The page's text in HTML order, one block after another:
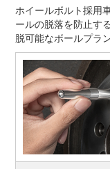
ホイールボルト採用
ールの脱落を防止す
脱可能なボールプラ